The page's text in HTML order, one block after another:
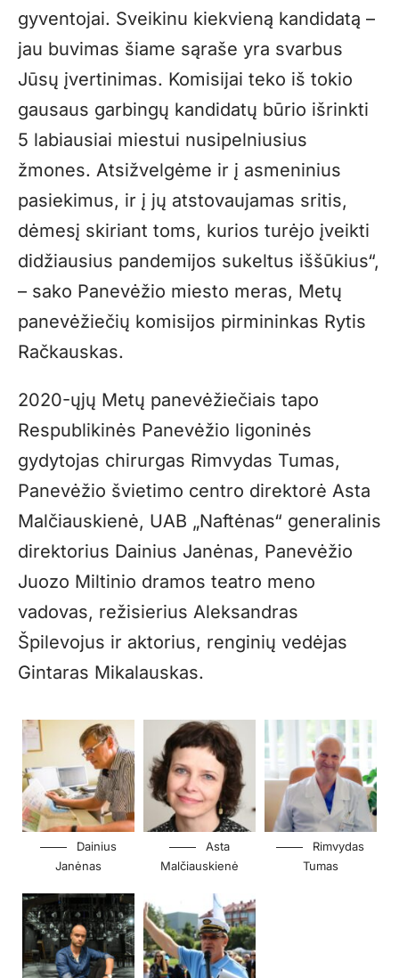
gyventojai. Sveikinu kiekvieną kandidatą –
jau buvimas šiame sąraše yra svarbus
Jūsų įvertinimas. Komisijai teko iš tokio
gausaus garbingų kandidatų būrio išrinkti
5 labiausiai miestui nusipelniusius
žmones. Atsižvelgėme ir į asmeninius
pasiekimus, ir į jų atstovaujamas sritis,
dėmesį skiriant toms, kurios turėjo įveikti
didžiausius pandemijos sukeltus iššūkius“,
– sako Panevėžio miesto meras, Metų
panevėžiečių komisijos pirmininkas Rytis
Račkauskas.
2020-ųjų Metų panevėžiečiais tapo
Respublikinės Panevėžio ligoninės
gydytojas chirurgas Rimvydas Tumas,
Panevėžio švietimo centro direktorė Asta
Malčiauskienė, UAB „Naftėnas“ generalinis
direktorius Dainius Janėnas, Panevėžio
Juozo Miltinio dramos teatro meno
vadovas, režisierius Aleksandras
Špilevojus ir aktorius, renginių vedėjas
Gintaras Mikalauskas.
Dainius
Janėnas
Asta
Malčiauskienė
Rimvydas
Tumas